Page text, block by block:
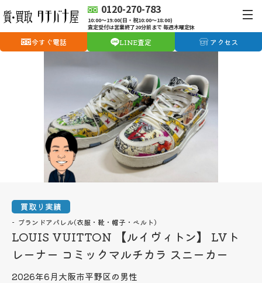
0120-270-783
10:00〜19:00(日・祝10:00〜18:00)
査定受付は営業終了20分前まで 毎週木曜定休
今すぐ電話 LINE査定 アクセス
買取り実績
ブランドアパレル(衣服・靴・帽子・ベルト)
LOUIS VUITTON 【ルイヴィトン】 LVト
レーナー コミックマルチカラ スニーカー
2026年6月大阪市平野区の男性